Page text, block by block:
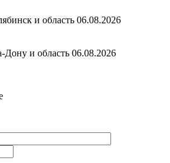
и область 06.08.2026
Дону и область 06.08.2026